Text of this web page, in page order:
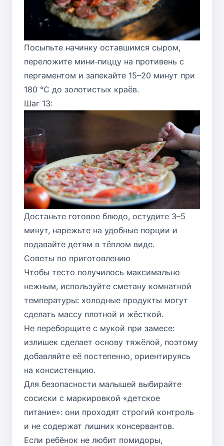
Посыпьте начинку оставшимся сыром,
переложите мини‑пиццу на противень с
пергаментом и запекайте 15–20 минут при
180 °C до золотистых краёв.
Шаг 13:
Достаньте готовое блюдо, остудите 3–5
минут, нарежьте на удобные порции и
подавайте детям в тёплом виде.
Советы по приготовлению
Чтобы тесто получилось максимально
нежным, используйте сметану комнатной
температуры: холодные продукты могут
сделать массу плотной и жёсткой.
Не переборщите с мукой при замесе:
излишек сделает основу тяжёлой, поэтому
добавляйте её постепенно, ориентируясь
на консистенцию.
Для безопасности малышей выбирайте
сосиски с маркировкой «детское
питание»: они проходят строгий контроль
и не содержат лишних консервантов.
Если ребёнок не любит помидоры,